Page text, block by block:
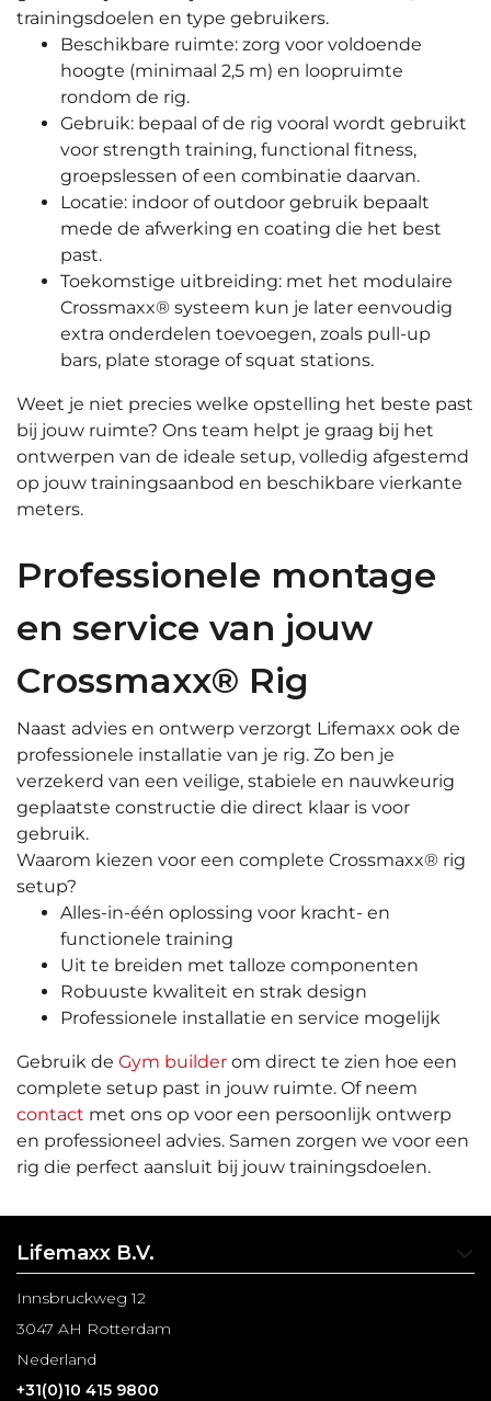
trainingsdoelen en type gebruikers.
Beschikbare ruimte: zorg voor voldoende
hoogte (minimaal 2,5 m) en loopruimte
rondom de rig.
Gebruik: bepaal of de rig vooral wordt gebruikt
voor strength training, functional fitness,
groepslessen of een combinatie daarvan.
Locatie: indoor of outdoor gebruik bepaalt
mede de afwerking en coating die het best
past.
Toekomstige uitbreiding: met het modulaire
Crossmaxx® systeem kun je later eenvoudig
extra onderdelen toevoegen, zoals pull-up
bars, plate storage of squat stations.
Weet je niet precies welke opstelling het beste past
bij jouw ruimte? Ons team helpt je graag bij het
ontwerpen van de ideale setup, volledig afgestemd
op jouw trainingsaanbod en beschikbare vierkante
meters.
Professionele montage
en service van jouw
Crossmaxx® Rig
Naast advies en ontwerp verzorgt Lifemaxx ook de
professionele installatie van je rig. Zo ben je
verzekerd van een veilige, stabiele en nauwkeurig
geplaatste constructie die direct klaar is voor
gebruik.
Waarom kiezen voor een complete Crossmaxx® rig
setup?
Alles-in-één oplossing voor kracht- en
functionele training
Uit te breiden met talloze componenten
Robuuste kwaliteit en strak design
Professionele installatie en service mogelijk
Gebruik de Gym builder om direct te zien hoe een
complete setup past in jouw ruimte. Of neem
contact met ons op voor een persoonlijk ontwerp
en professioneel advies. Samen zorgen we voor een
rig die perfect aansluit bij jouw trainingsdoelen.
Lifemaxx B.V.
Innsbruckweg 12
3047 AH Rotterdam
Nederland
+31(0)10 415 9800